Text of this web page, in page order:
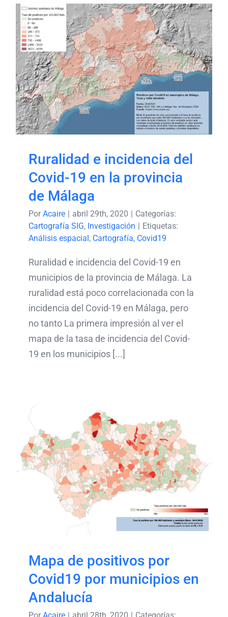
Ruralidad e incidencia del
Covid-19 en la provincia
de Málaga
Ruralidad e incidencia del
Covid-19 en la provincia
de Málaga
PorAcaire | abril 29th, 2020 | Categorías:
Cartografía SIG, Investigación | Etiquetas:
Análisis espacial, Cartografía, Covid19
Ruralidad e incidencia del Covid-19 en
municipios de la provincia de Málaga. La
ruralidad está poco correlacionada con la
incidencia del Covid-19 en Málaga, pero
no tanto La primera impresión al ver el
mapa de la tasa de incidencia del Covid-
19 en los municipios [...]
Mapa de positivos por
Covid19 por municipios
en Andalucía
Mapa de positivos por
Covid19 por municipios en
Andalucía